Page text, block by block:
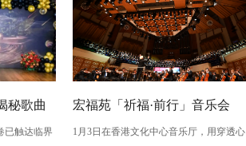
秘歌曲
辑
已触达临界
宏福苑「祈福·前行」音乐会
——以乐为光，共赴新生
1月3日在香港文化中心音乐厅，用穿透心